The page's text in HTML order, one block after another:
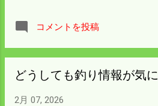
消する夢の品種だ
るが豊田商事関連
コシヒカリの10倍
コメントを投稿
どうしても釣り情報が気
2月 07, 2026